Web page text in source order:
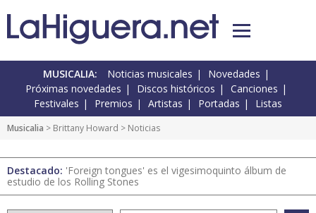
MUSICALIA: Noticias musicales
Novedades
Próximas novedades
Discos históricos
Canciones
Festivales
Premios Artistas Portadas Listas
Musicalia > Brittany Howard > Noticias
Destacado: 'Foreign tongues' es el vigesimoquinto álbum de
estudio de los Rolling Stones